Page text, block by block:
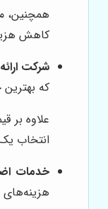
همچنین،
کاهش
شرکت
که
انتخاب
خدمات